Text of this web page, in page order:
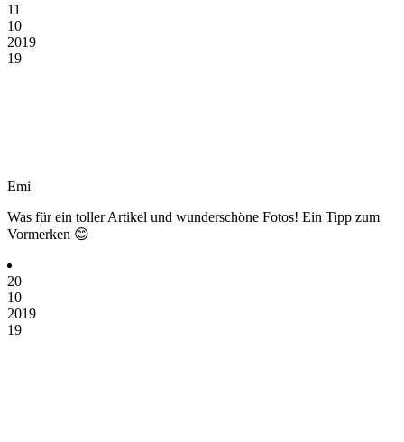
11
10
2019
19
Emi
Was für ein toller Artikel und wunderschöne Fotos! Ein Tipp zum
Vormerken 😊
20
10
2019
19